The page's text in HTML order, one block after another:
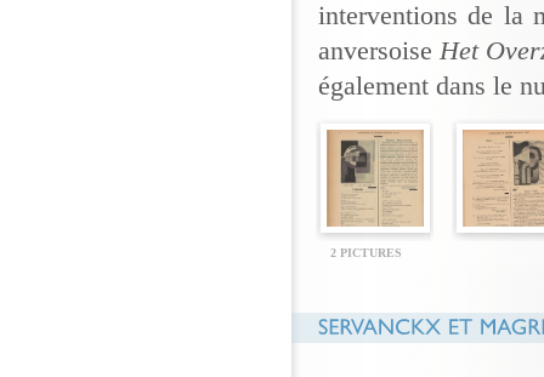
interventions de la
anversoiseHet
également dans le
2 PICTURES